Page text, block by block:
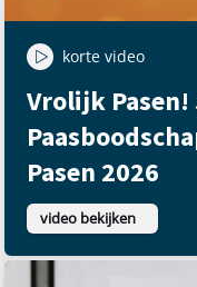
korte video
Vrolijk Pasen!
Pasen 2026
video bekijken